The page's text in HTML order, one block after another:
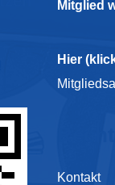
Mitglied
Hier
Kontakt